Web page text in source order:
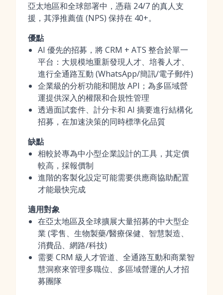
亞太地區和全球部署中，憑藉 24/7 的真人支
援，其淨推薦值 (NPS) 保持在 40+。
優點
AI 優先的招募，將 CRM + ATS 整合於單一
平台：大規模地重新發現人才、培養人才、
進行全通路互動 (WhatsApp/簡訊/電子郵件)
企業級的分析功能和開放 API；為多區域營
運提供深入的權限和合規性管理
透過面試套件、計分卡和 AI 摘要進行結構化
招募，在加速決策的同時標準化品質
缺點
相較於專為中小型企業設計的工具，其定價
較高，採報價制
進階的客製化設定可能需要供應商協助配置
才能最快完成
適用對象
在亞太地區及全球擴展大量招募的中大型企
業 (零售、生物製藥/醫療保健、智慧製造、
消費品、網路/科技)
需要 CRM 級人才管道、全通路互動和商業智
慧洞察來管理多職位、多區域營運的人才招
募團隊